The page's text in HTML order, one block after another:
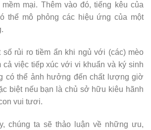
mại. Thêm vào đó, tiếng kêu của
thể mô phỏng các hiệu ứng của một
số rủi ro tiềm ẩn khi ngủ với (các) mèo
cả việc tiếp xúc với vi khuẩn và ký sinh
có thể ảnh hưởng đến chất lượng giờ
biệt nếu bạn là chủ sở hữu kiêu hãnh
vui tươi.
chúng ta sẽ thảo luận về những ưu,